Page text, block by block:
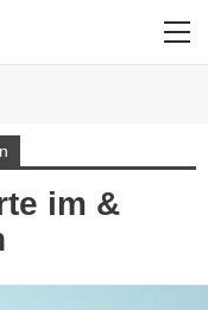
im &